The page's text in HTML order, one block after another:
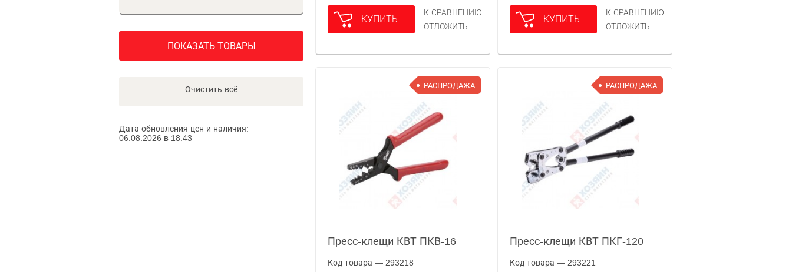
ПОКАЗАТЬ ТОВАРЫ
Очистить всё
Дата обновления цен и наличия:
06.08.2026 в 18:43
КУПИТЬ
К СРАВНЕНИЮ
ОТЛОЖИТЬ
КУПИТЬ
К СРАВНЕНИЮ
ОТЛОЖИТЬ
РАСПРОДАЖА
Пресс-клещи КВТ ПКВ-16
Код товара — 293218
РАСПРОДАЖА
Пресс-клещи КВТ ПКГ-120
Код товара — 293221